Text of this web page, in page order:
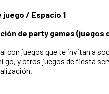
juego / Espacio 1
de party games (juegos
con juegos que te invitan a
go, y otros juegos de fiesta